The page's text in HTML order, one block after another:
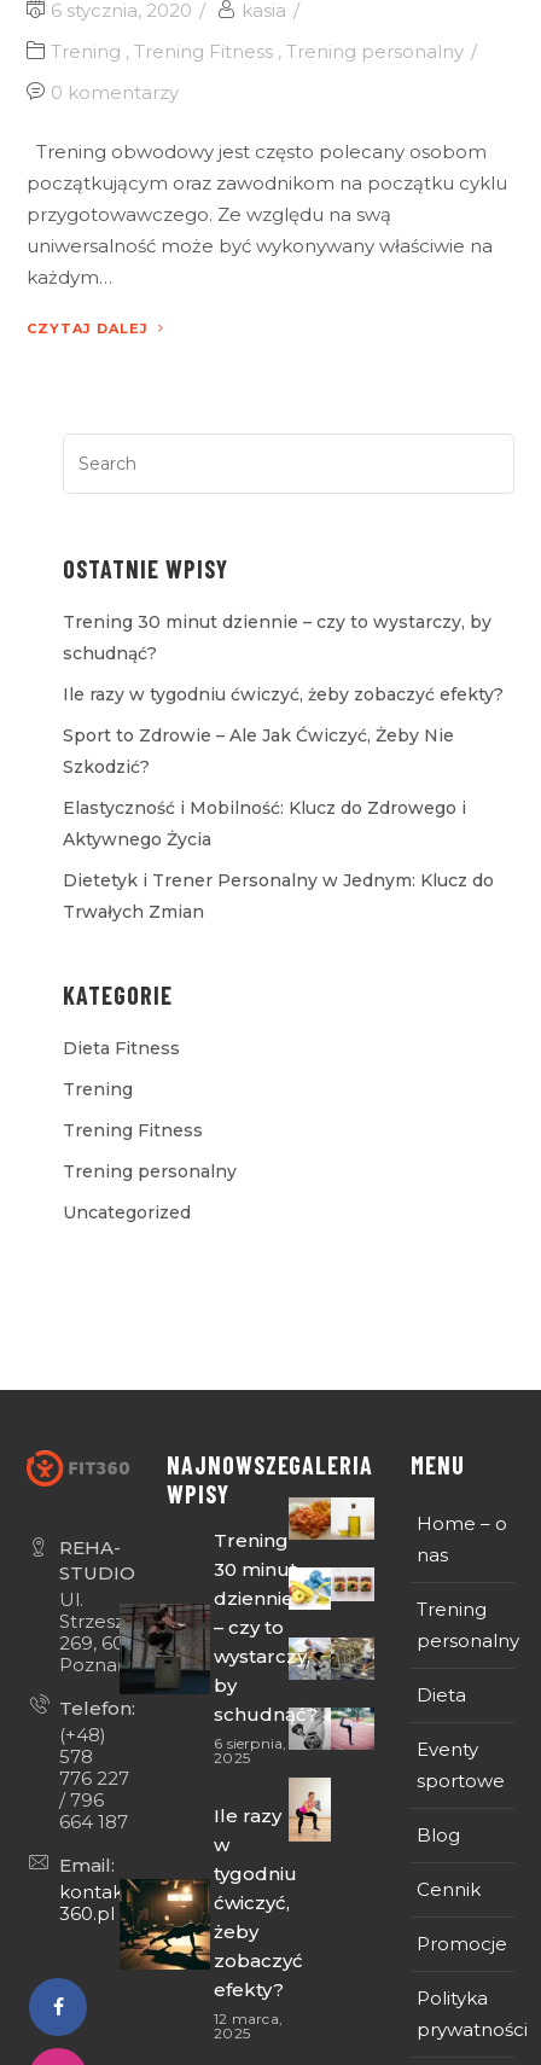
6 stycznia, 2020
kasia
Trening ,Trening Fitness ,Trening personalny
0 komentarzy
Trening obwodowy jest często polecany osobom
początkującym oraz zawodnikom na początku cyklu
przygotowawczego. Ze względu na swą
uniwersalność może być wykonywany właściwie na
każdym…
CZYTAJ DALEJ
OSTATNIE WPISY
Trening 30 minut dziennie – czy to wystarczy, by
schudnąć?
Ile razy w tygodniu ćwiczyć, żeby zobaczyć efekty?
Sport to Zdrowie – Ale Jak Ćwiczyć, Żeby Nie
Szkodzić?
Elastyczność i Mobilność: Klucz do Zdrowego i
Aktywnego Życia
Dietetyk i Trener Personalny w Jednym: Klucz do
Trwałych Zmian
KATEGORIE
Dieta Fitness
Trening
Trening Fitness
Trening personalny
Uncategorized
REHA-
STUDIO
Ul.
Strzeszyńska
269, 60-474
Poznań
Telefon:
(+48)
578
776 227
/ 796
664 187
Email:
kontakt@fit-
360.pl
NAJNOWSZE
WPISY
Trening
30 minut
dziennie
– czy to
wystarczy,
by
schudnąć?
6 sierpnia,
2025
Ile razy
w
tygodniu
ćwiczyć,
żeby
zobaczyć
efekty?
12 marca,
2025
GALERIA MENU
Home – o
nas
Trening
personalny
Dieta
Eventy
sportowe
Blog
Cennik
Promocje
Polityka
prywatności